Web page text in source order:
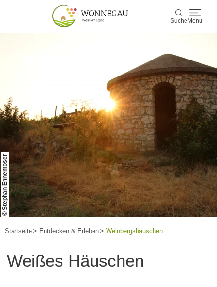
Suche Menu
Suche
Entdecken & Erleben
Wein & Genuss
Kultur & Events
Buchen & Service
© Stephan Ennemoser
Startseite Entdecken & Erleben Weinbergshäuschen
Weißes Häuschen